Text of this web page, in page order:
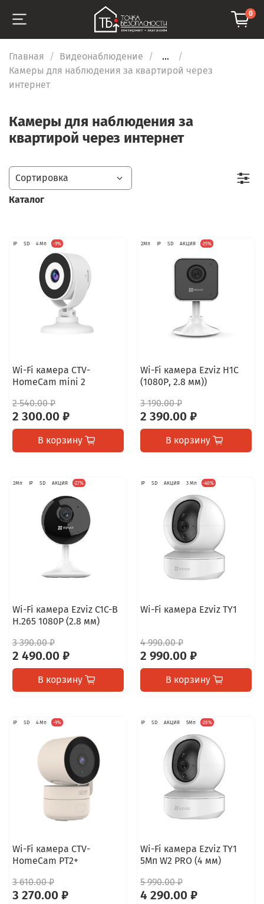
0
Главная Видеонаблюдение
...
Камеры для наблюдения за квартирой через
интернет
Камеры для наблюдения за
квартирой через интернет
IP SD 4 Мп -9%
Wi-Fi камера CTV-
HomeCam mini 2
2 540.00 ₽
2 300.00 ₽
В корзину
2Мп IP SD АКЦИЯ -25%
Wi-Fi камера Ezviz H1C
(1080Р, 2.8 мм))
3 190.00 ₽
2 390.00 ₽
В корзину
2Мп IP SD АКЦИЯ -27%
Wi-Fi камера Ezviz C1C-B
H.265 1080P (2.8 мм)
3 390.00 ₽
2 490.00 ₽
В корзину
IP SD АКЦИЯ 3 Мп -40%
Wi-Fi камера Ezviz TY1
4 990.00 ₽
2 990.00 ₽
В корзину
IP SD 4 Мп -9%
Wi-Fi камера CTV-
HomeCam PT2+
3 610.00 ₽
3 270.00 ₽
IP SD АКЦИЯ 5Мп -28%
Wi-Fi камера Ezviz TY1
5Мп W2 PRO (4 мм)
5 990.00 ₽
4 290.00 ₽
Каталог